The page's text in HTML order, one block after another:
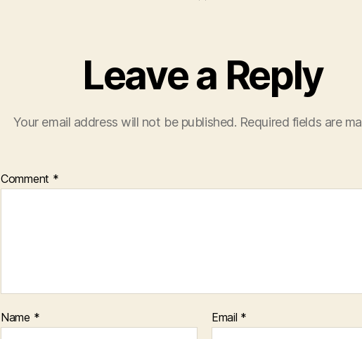
Leave a Reply
Your email address will not be published. Required fields are
Comment *
Name * Email *